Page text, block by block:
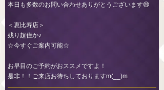
本日も多数のお問い合わせありがとうございます😄
＜恵比寿店＞
残り超僅か♪
☆今すぐご案内可能☆
お早目のご予約がおススメですよ！
是非！！ご来店お待ちしておりますm(__)m